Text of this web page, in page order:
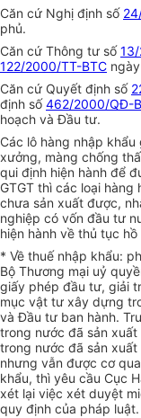
Căn cứ Nghị định số
phủ.
Căn cứ Thông tư số
122/2000/TT-BTC
Căn cứ Quyết định số
định số462/2000/QĐ-
hoạch và Đầu tư.
Các lô hàng nhập
xưởng, màng chống
qui định hiện hành để
GTGT thì các loại
chưa sản xuất được,
nghiệp có vốn đầu tư
hiện hành về thủ tục hồ
* Về thuế nhập khẩu:
Bộ Thương mại uỷ
giấy phép đầu tư, giải
mục vật tư xây dựng
và Đầu tư ban hành.
trong nước đã sản
trong nước đã sản
nhưng vẫn được cơ
khẩu, thì yêu cầu Cục
xét lại việc xét duyệt
quy định của pháp luật.